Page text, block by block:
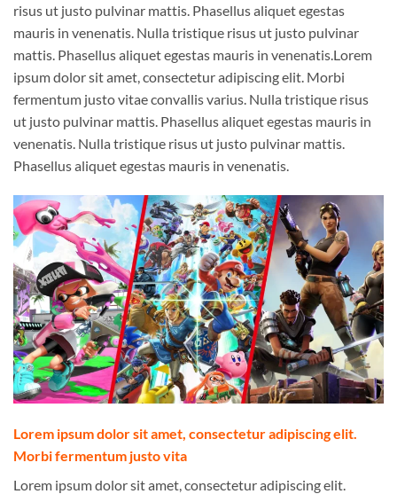
risus ut justo pulvinar mattis. Phasellus aliquet egestas
mauris in venenatis. Nulla tristique risus ut justo pulvinar
mattis. Phasellus aliquet egestas mauris in venenatis.Lorem
ipsum dolor sit amet, consectetur adipiscing elit. Morbi
fermentum justo vitae convallis varius. Nulla tristique risus
ut justo pulvinar mattis. Phasellus aliquet egestas mauris in
venenatis. Nulla tristique risus ut justo pulvinar mattis.
Phasellus aliquet egestas mauris in venenatis.
Lorem ipsum dolor sit amet, consectetur adipiscing elit.
Morbi fermentum justo vita
Lorem ipsum dolor sit amet, consectetur adipiscing elit.